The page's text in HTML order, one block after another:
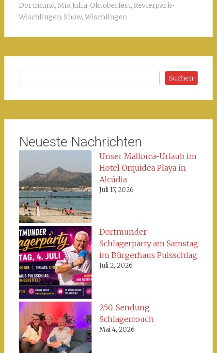
Dortmund, Mia Julia, Oktoberfest, Revierpark-
Wischlingen, Show, Wischlingen
Suchen
Neueste Nachrichten
Unser Mallorca-Urlaub im
Hotel Orquidea Playa in
Alcúdia
Juli 17, 2026
Dortmunder
Schlagerparty am Samstag
im Bürgerhaus Pulsschlag
Juli 2, 2026
250. Sendung
Schlagercouch
Mai 4, 2026